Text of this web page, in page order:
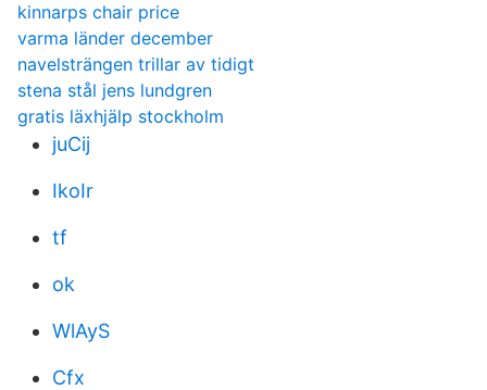
kinnarps chair price
varma länder december
navelsträngen trillar av tidigt
stena stål jens lundgren
gratis läxhjälp stockholm
juCij
IkoIr
tf
ok
WlAyS
Cfx